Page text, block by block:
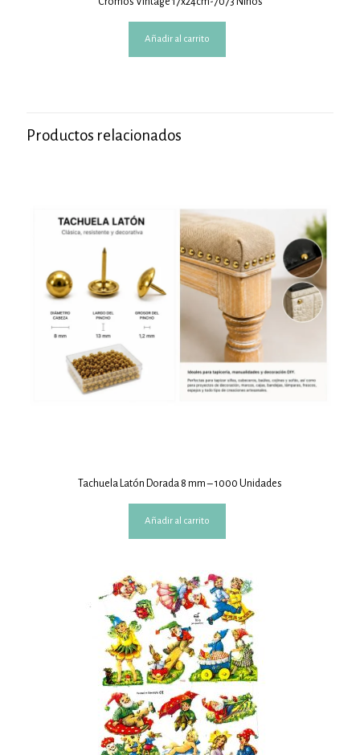
Añadir al carrito
Productos relacionados
Tachuela Latón Dorada 8 mm – 1000 Unidades
Añadir al carrito